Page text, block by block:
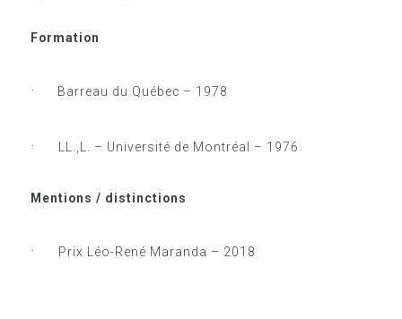
Formation
· Barreau du Québec – 1978
· LL.,L. – Université de Montréal – 1976
Mentions / distinctions
· Prix Léo-René Maranda – 2018